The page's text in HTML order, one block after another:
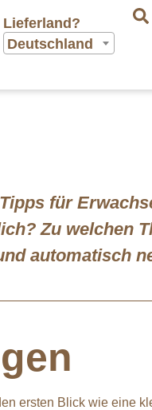
Lieferland?
Deutschland
für
Zu welchen
automatisch
ersten Blick wie eine